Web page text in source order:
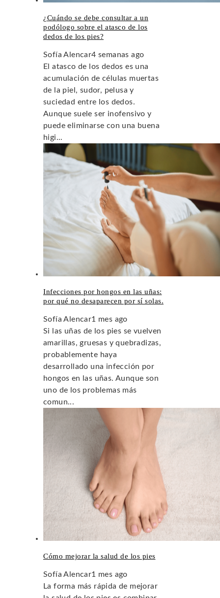
¿Cuándo se debe consultar a un
podólogo sobre el atasco de los
dedos de los pies?
Sofía Alencar4 semanas ago
El atasco de los dedos es una
acumulación de células muertas
de la piel, sudor, pelusa y
suciedad entre los dedos.
Aunque suele ser inofensivo y
puede eliminarse con una buena
higi...
Infecciones por hongos en las uñas:
por qué no desaparecen por sí solas.
Sofía Alencar1 mes ago
Si las uñas de los pies se vuelven
amarillas, gruesas y quebradizas,
probablemente haya
desarrollado una infección por
hongos en las uñas. Aunque son
uno de los problemas más
comun...
Cómo mejorar la salud de los pies
Sofía Alencar1 mes ago
La forma más rápida de mejorar